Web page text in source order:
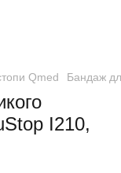
Qmed Бандаж
I210,